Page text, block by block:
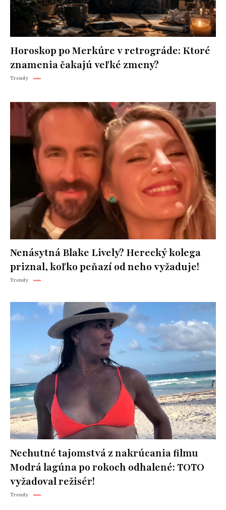
Horoskop po Merkúre v retrográde: Ktoré
znamenia čakajú veľké zmeny?
Trendy
Nenásytná Blake Lively? Herecký kolega
priznal, koľko peňazí od neho vyžaduje!
Trendy
Nechutné tajomstvá z nakrúcania filmu
Modrá lagúna po rokoch odhalené: TOTO
vyžadoval režisér!
Trendy